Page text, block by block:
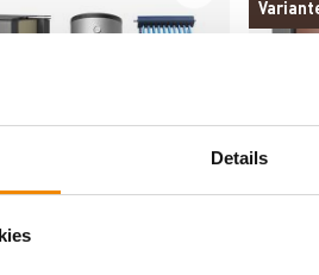
Details